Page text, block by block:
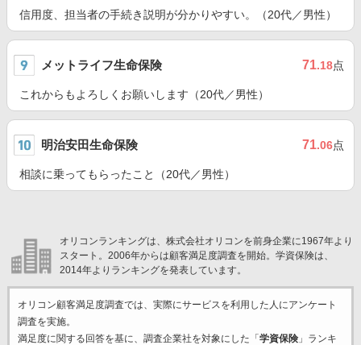
信用度、担当者の手続き説明が分かりやすい。（20代／男性）
メットライフ生命保険 71.18点
これからもよろしくお願いします（20代／男性）
明治安田生命保険 71.06点
相談に乗ってもらったこと（20代／男性）
オリコンランキングは、株式会社オリコンを前身企業に1967年より
スタート。2006年からは顧客満足度調査を開始。学資保険は、
2014年よりランキングを発表しています。
オリコン顧客満足度調査では、実際にサービスを利用した 人にアンケート
調査を実施。
満足度に関する回答を基に、調査企業社を対象にした「 学資保険」ランキ